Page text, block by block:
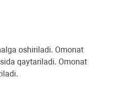
oshiriladi. Omonat
qaytariladi. Omonat